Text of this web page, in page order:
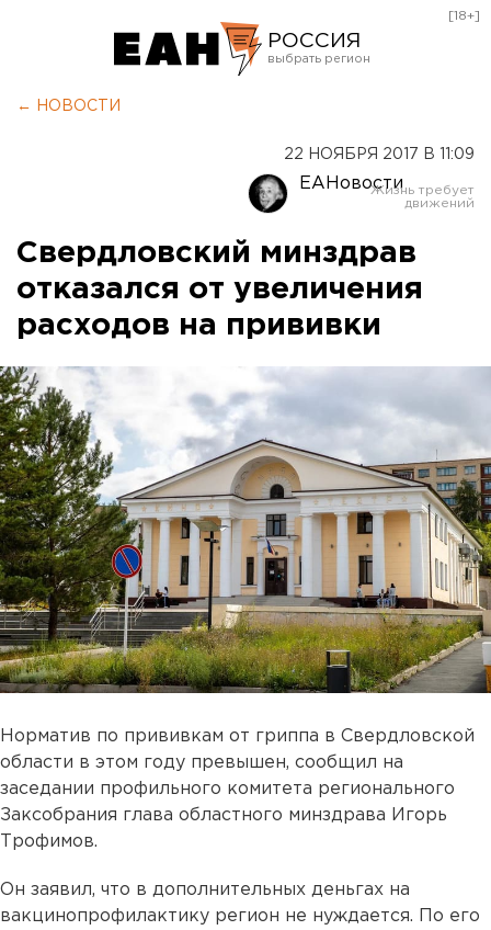
РОССИЯ
Оренбург
[18+]
← НОВОСТИ
22 НОЯБРЯ 2017 В 11:09
ЕАНовости
Свердловский минздрав
отказался от увеличения
расходов на прививки
Норматив по прививкам от гриппа в Свердловской
области в этом году превышен, сообщил на
заседании профильного комитета регионального
Заксобрания глава областного минздрава Игорь
Трофимов.
Он заявил, что в дополнительных деньгах на
вакцинопрофилактику регион не нуждается. По его